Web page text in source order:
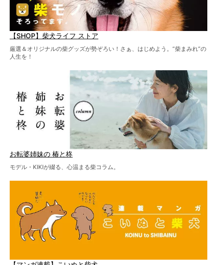
【SHOP】柴犬ライフ ストア
厳選＆オリジナルの柴グッズが勢ぞろい！さぁ、はじめよう。“柴まみれ”の
人生を！
お転婆姉妹の 椿と柊
モデル・KIKIが綴る、心温まる柴コラム。